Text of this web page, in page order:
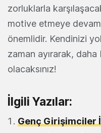
zorluklarla
motive etmeye
önemlidir. Kendinizi
zaman ayırarak,
olacaksınız!
İlgili Yazılar:
Genç Girişimciler